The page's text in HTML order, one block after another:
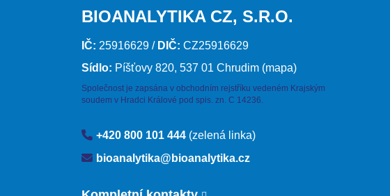
BIOANALYTIKA CZ, S.R.O.
IČ: 25916629 / DIČ: CZ25916629
Sídlo: Píšťovy 820, 537 01 Chrudim (mapa)
Společnost je zapsána v obchodním rejstříku vedeném Krajským
soudem v Hradci Králové pod spis. zn. C 14236.
+420 800 101 444 (zelená linka)
bioanalytika@bioanalytika.cz